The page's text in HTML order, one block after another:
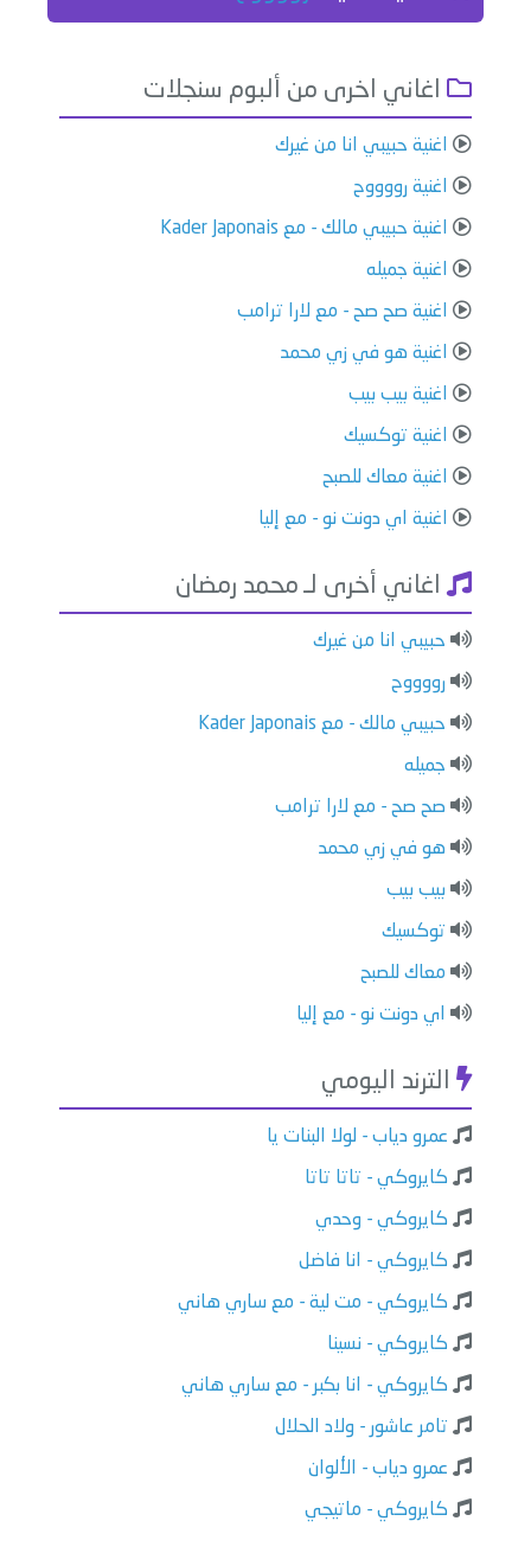
اغاني اخرى من ألبوم سنجلات
اغنية حبيبي انا من غيرك
اغنية رووووح
اغنية حبيبي مالك - مع Kader Japonais
اغنية جميله
اغنية صح صح - مع لارا ترامب
اغنية هو في زي محمد
اغنية بيب بيب
اغنية توكسيك
اغنية معاك للصبح
اغنية اي دونت نو - مع إليا
اغاني أخرى لـ محمد رمضان
حبيبي انا من غيرك
رووووح
حبيبي مالك - مع Kader Japonais
جميله
صح صح - مع لارا ترامب
هو في زي محمد
بيب بيب
توكسيك
معاك للصبح
اي دونت نو - مع إليا
الترند اليومي
عمرو دياب - لولا البنات يا
كايروكي - تاتا تاتا
كايروكي - وحدي
كايروكي - انا فاضل
كايروكي - مت لية - مع ساري هاني
كايروكي - نسينا
كايروكي - انا بكبر - مع ساري هاني
تامر عاشور - ولاد الحلال
عمرو دياب - الألوان
كايروكي - ماتيجي